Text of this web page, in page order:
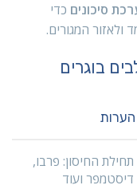
סיכונים כדי
ולאזור המגורים.
בוגרים
הערות
תחילת החיסון: פרבו,
דיסטמפר ועוד